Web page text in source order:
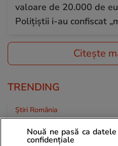
valoare de 20.000 de
Polițiștii i-au confiscat
Citește
TRENDING
Știri România
și București. Harta
Nouă ne pasă ca
confidențiale